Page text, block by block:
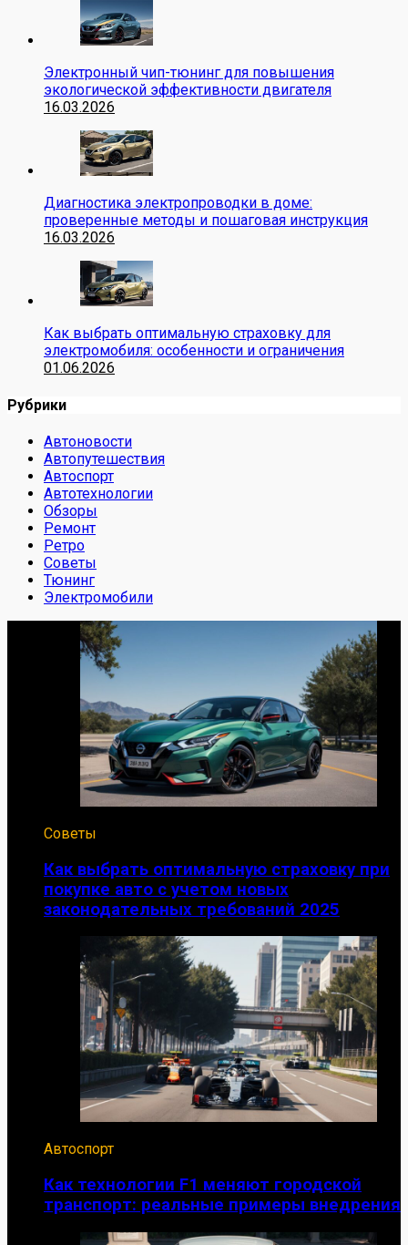
Электронный чип-тюнинг для повышения
экологической эффективности двигателя
16.03.2026
Диагностика электропроводки в доме:
проверенные методы и пошаговая инструкция
16.03.2026
Как выбрать оптимальную страховку для
электромобиля: особенности и ограничения
01.06.2026
Рубрики
Автоновости
Автопутешествия
Автоспорт
Автотехнологии
Обзоры
Ремонт
Ретро
Советы
Тюнинг
Электромобили
Советы
Как выбрать оптимальную страховку при
покупке авто с учетом новых
законодательных требований 2025
Автоспорт
Как технологии F1 меняют городской
транспорт: реальные примеры внедрения